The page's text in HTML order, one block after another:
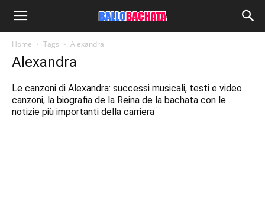
Home Tags Alexandra
Alexandra
Le canzoni di Alexandra: successi musicali, testi e video
canzoni, la biografia de la Reina de la bachata con le
notizie più importanti della carriera